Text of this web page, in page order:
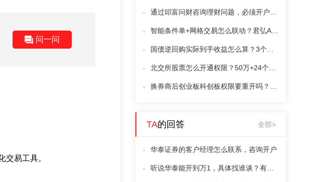
问一问
易工具。
TA的回答 全部>
华泰证券的客户经理怎么联系，咨询开户